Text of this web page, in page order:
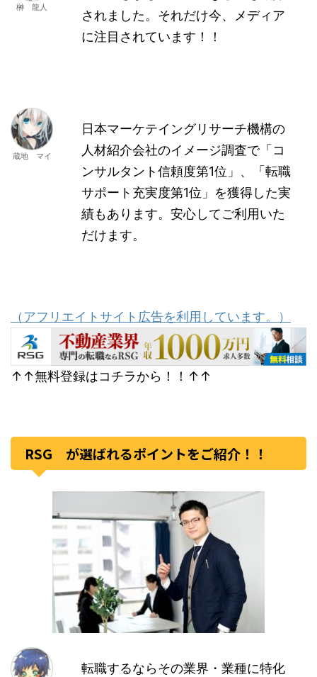
榊 龍人
されました。それだけ今、メディア
に注目されています！！
蔵地 マイ
日本マーケテイングリサーチ機構の
人材紹介会社のイメージ調査で「コ
ンサルタント信頼度第1位」、「転職
サポート充実度第1位」を獲得した実
績もあります。安心してご利用いた
だけます。
（アフリエイトサイト広告を利用しています。）
↑↑無料登録はコチラから！！↑↑
RSG が選ばれるポイントをご紹介！！
転職するならその業界・業種に特化